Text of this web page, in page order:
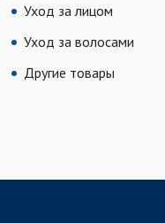
Уход за лицом
Уход за волосами
Другие товары